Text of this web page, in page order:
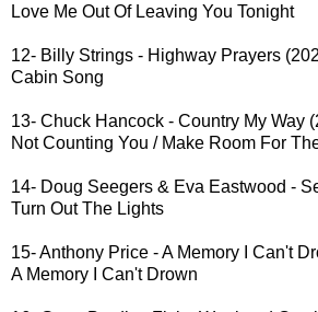
Love Me Out Of Leaving You Tonight
12- Billy Strings - Highway Prayers
Cabin Song
13- Chuck Hancock - Country My Way
Not Counting You / Make Room For
14- Doug Seegers & Eva Eastwood -
Turn Out The Lights
15- Anthony Price - A Memory I Can't
A Memory I Can't Drown